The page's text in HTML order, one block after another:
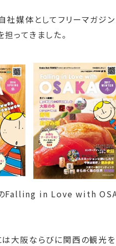
社媒体としてフリーマガジン
担ってきました。
Falling in Love with
大阪ならびに関西の観光